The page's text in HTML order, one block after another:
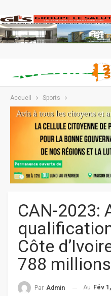
Accueil Sports
CAN-2023:
Côte
788
Par Admin Au Fév